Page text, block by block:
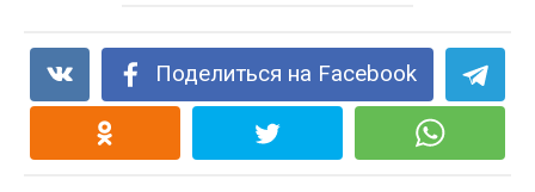
Поделиться на Facebook